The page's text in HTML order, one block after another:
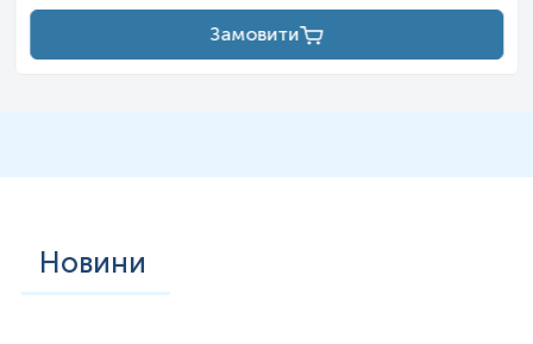
Замовити
Новини